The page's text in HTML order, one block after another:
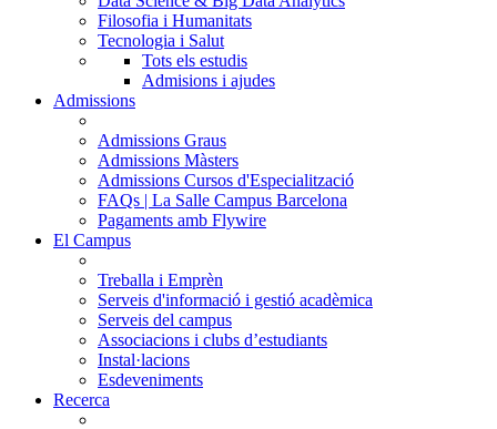
Filosofia i Humanitats
Tecnologia i Salut
Tots els estudis
Admisions i ajudes
Admissions
Admissions Graus
Admissions Màsters
Admissions Cursos d'Especialització
FAQs | La Salle Campus Barcelona
Pagaments amb Flywire
El Campus
Treballa i Emprèn
Serveis d'informació i gestió acadèmica
Serveis del campus
Associacions i clubs d’estudiants
Instal·lacions
Esdeveniments
Recerca